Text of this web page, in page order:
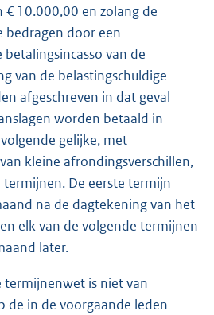
€ 10.000,00 en zolang de
bedragen door een
van de
van de belastingschuldige
afgeschreven in dat geval
worden betaald in
gelijke, met
kleine afrondingsverschillen,
termijnen. De eerste termijn
na de dagtekening van het
elk van de volgende termijnen
later.
termijnenwet is niet van
de in de voorgaande leden